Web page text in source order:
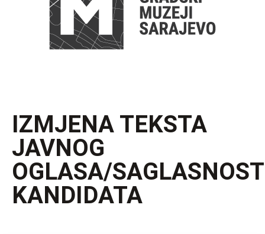
IZMJENA TEKSTA
JAVNOG
OGLASA/SAGLASNOST
KANDIDATA